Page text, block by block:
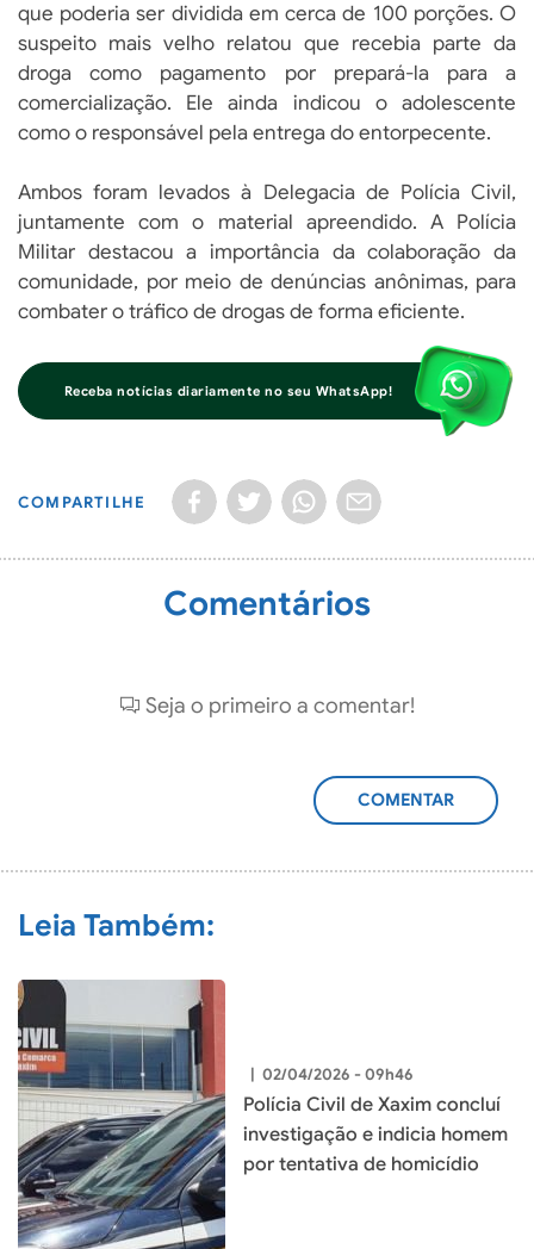
que poderia ser dividida em cerca de 100 porções. O
suspeito mais velho relatou que recebia parte da
droga como pagamento por prepará-la para a
comercialização. Ele ainda indicou o adolescente
como o responsável pela entrega do entorpecente.
Ambos foram levados à Delegacia de Polícia Civil,
juntamente com o material apreendido. A Polícia
Militar destacou a importância da colaboração da
comunidade, por meio de denúncias anônimas, para
combater o tráfico de drogas de forma eficiente.
Receba notícias diariamente no seu WhatsApp!
COMPARTILHE
Comentários
Seja o primeiro a comentar!
ADICIONAR
Leia Também:
| 02/04/2026 - 09h46
Polícia Civil de Xaxim concluí
investigação e indicia homem
por tentativa de homicídio